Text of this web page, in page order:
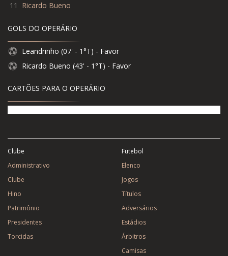
11
Ricardo Bueno
GOLS DO OPERÁRIO
Leandrinho (07' - 1°T) - Favor
Ricardo Bueno (43' - 1°T) - Favor
CARTÕES PARA O OPERÁRIO
Clube
Administrativo
Clube
Hino
Patrimônio
Presidentes
Torcidas
Futebol
Elenco
Jogos
Títulos
Adversários
Estádios
Árbitros
Camisas